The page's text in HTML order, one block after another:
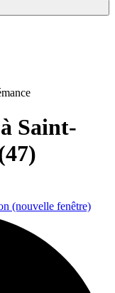
Saint-
(nouvelle fenêtre)